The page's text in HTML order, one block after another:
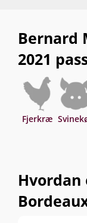
Bernard
2021
Fjerkræ
Hvordan